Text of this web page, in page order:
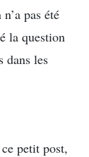
pas été
la question
dans les
petit post,